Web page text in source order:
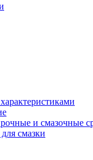
и смазочные
смазки